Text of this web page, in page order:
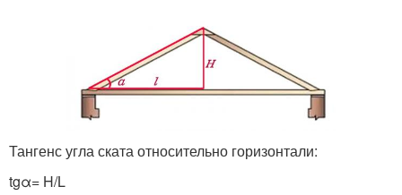
Тангенс угла ската относительно горизонтали:
tgα= H/L